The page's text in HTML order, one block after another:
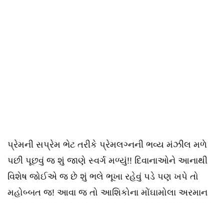
પ્રેમની સપ્રેમ ભેટ તરીકે પ્રેમલગ્નની ભવ્ય મંઝીલ મળે
પછી પૂછવું જ શું જાણે સ્વર્ગ મળ્યું!! દિવાનાઓને આનાથી
વિશેષ જોઈએ જ છે શું ભલે ભૂખા રહેવું પડે પણ ખપે તો
મહોબ્બત જ! આવા જ તો આશિકોના મોંઘામોલા અરમાન